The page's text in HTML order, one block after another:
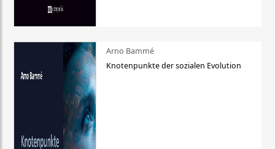
Arno Bammé
Knotenpunkte der sozialen Evolution